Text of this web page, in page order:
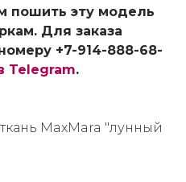
пошить эту модель
Для заказа
+7-914-888-68-
Telegram.
MaxMara "лунный